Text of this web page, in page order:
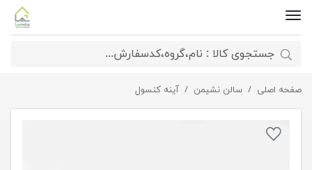
صفحه اصلی سالن نشیمن آینه کنسول کنسول چوبی کاربردی